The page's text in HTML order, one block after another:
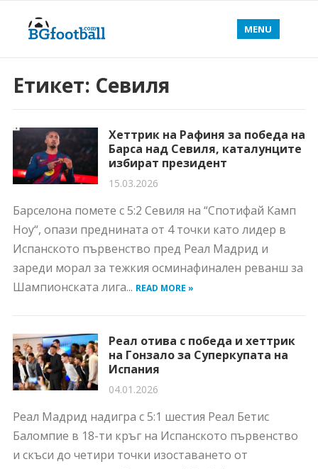
MENU
Етикет: Севиля
Хеттрик на Рафиня за победа на
Барса над Севиля, каталунците
избират президент
15.03.2026
Барселона помете с 5:2 Севиля на “Спотифай Камп
Ноу“, опази преднината от 4 точки като лидер в
Испанското първенство пред Реал Мадрид и
зареди морал за тежкия осминафинален реванш за
Шампионската лига... READ MORE »
Реал отива с победа и хеттрик
на Гонзало за Суперкупата на
Испания
04.01.2026
Реал Мадрид надигра с 5:1 шестия Реал Бетис
Баломпие в 18-ти кръг на Испанското първенство
и скъси до четири точки изоставането от